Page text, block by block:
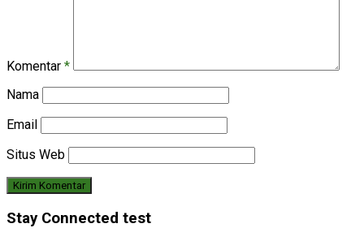
Komentar *
Nama
Email
Situs Web
Stay Connected test